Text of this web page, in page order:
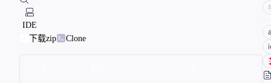
IDE
下载zip
Clone